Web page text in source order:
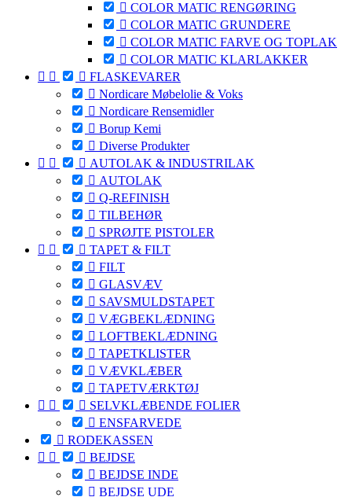
 COLOR MATIC RENGØRING
 COLOR MATIC GRUNDERE
 COLOR MATIC FARVE OG TOPLAK
 COLOR MATIC KLARLAKKER
   FLASKEVARER
 Nordicare Møbelolie & Voks
 Nordicare Rensemidler
 Borup Kemi
 Diverse Produkter
   AUTOLAK & INDUSTRILAK
 AUTOLAK
 Q-REFINISH
 TILBEHØR
 SPRØJTE PISTOLER
   TAPET & FILT
 FILT
 GLASVÆV
 SAVSMULDSTAPET
 VÆGBEKLÆDNING
 LOFTBEKLÆDNING
 TAPETKLISTER
 VÆVKLÆBER
 TAPETVÆRKTØJ
   SELVKLÆBENDE FOLIER
 ENSFARVEDE
 RODEKASSEN
   BEJDSE
 BEJDSE INDE
 BEJDSE UDE